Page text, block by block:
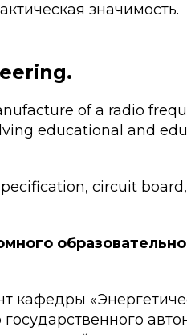
значимость.
of a radio
educational and
circuit
кафедры